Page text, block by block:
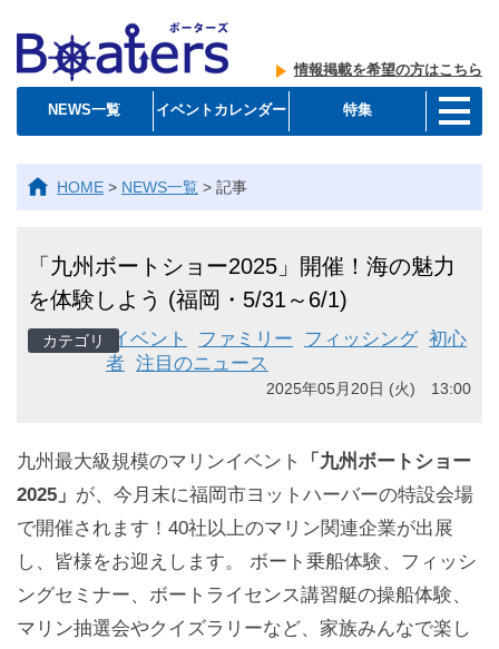
情報掲載を希望の方はこちら
NEWS一覧 イベントカレンダー 特集
HOME > NEWS一覧 > 記事
「九州ボートショー2025」開催！海の魅力
を体験しよう (福岡・5/31～6/1)
イベント ファミリー フィッシング 初心
者 注目のニュース
2025年05月20日 (火) 13:00
九州最大級規模のマリンイベント
「九州ボートショー
2025」 が、今月末に福岡市ヨットハーバーの特設会場
で開催されます！40社以上のマリン関連企業が出展
し、皆様をお迎えします。 ボート乗船体験、フィッシ
ングセミナー、ボートライセンス講習艇の操船体験、
マリン抽選会やクイズラリーなど、家族みんなで楽し